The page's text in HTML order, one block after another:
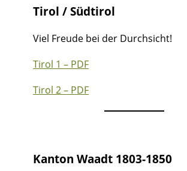
Tirol / Südtirol
Viel Freude bei der Durchsicht!
Tirol 1 – PDF
Tirol 2 – PDF
Kanton Waadt 1803-1850